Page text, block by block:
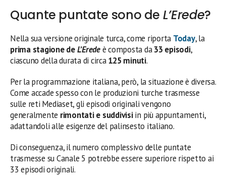
Quante puntate sono de L’Erede?
Nella sua versione originale turca, come riporta Today, la
prima stagione deL’Eredeè composta da33 episodi,
ciascuno della durata di circa125 minuti.
Per la programmazione italiana, però, la situazione è diversa.
Come accade spesso con le produzioni turche trasmesse
sulle reti Mediaset, gli episodi originali vengono
generalmente rimontati e suddivisiin più appuntamenti,
adattandoli alle esigenze del palinsesto italiano.
Di conseguenza, il numero complessivo delle puntate
trasmesse su Canale 5 potrebbe essere superiore rispetto ai
33 episodi originali.